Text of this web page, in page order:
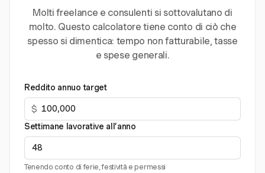
Molti freelance e consulenti si sottovalutano di
molto. Questo calcolatore tiene conto di ciò che
spesso si dimentica: tempo non fatturabile, tasse
e spese generali.
Reddito annuo target
$
Settimane lavorative all’anno
Tenendo conto di ferie, festività e permessi